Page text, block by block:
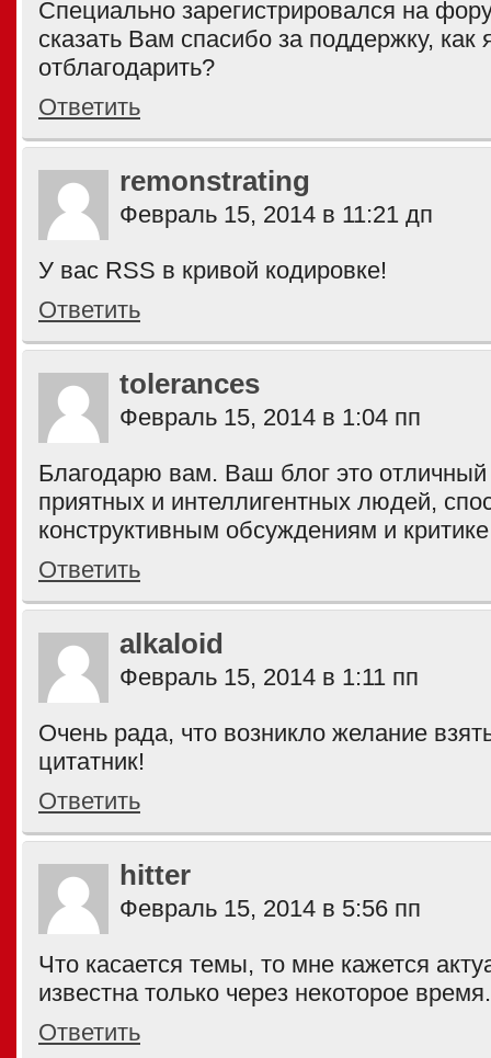
Специально зарегистрировался на
сказать Вам спасибо за поддержку, как
отблагодарить?
Ответить
remonstrating
Февраль 15, 2014 в 11:21 дп
У вас RSS в кривой кодировке!
Ответить
tolerances
Февраль 15, 2014 в 1:04 пп
Благодарю вам. Ваш блог это отличный
приятных и интеллигентных людей,
конструктивным обсуждениям и
Ответить
alkaloid
Февраль 15, 2014 в 1:11 пп
Очень рада, что возникло желание
цитатник!
Ответить
hitter
Февраль 15, 2014 в 5:56 пп
Что касается темы, то мне кажется
известна только через некоторое время.
Ответить